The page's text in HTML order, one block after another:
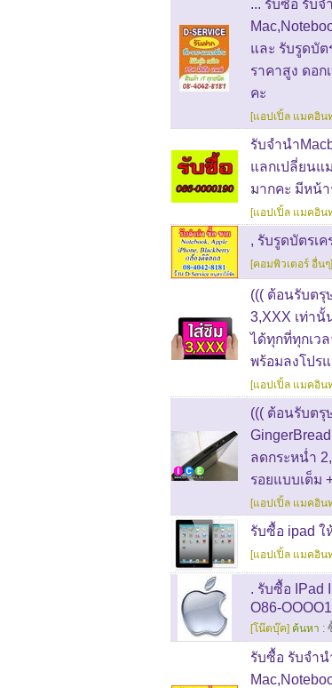
... รับซื้อ รับจ
และ รับรูดบัต
ราคาสูง ดอ
คะ
[แอปเปิ้ล แมคอิน
รับจำนำ
แลกเปลี่ยนแ
มากคะ มีหน้
[แอปเปิ้ล แมคอิน
, รับรูดบัตรเ
[คอมพิวเตอร์ อื่นๆ]
((( ต้อนรับตรุ
3,XXX เท่านั้
ได้ทุกที่ทุกเว
พร้อมลงโปร
[แอปเปิ้ล แมคอิน
((( ต้อนรับตรุ
ลดกระหน่ำ
รอยแบบเต็ม
[แอปเปิ้ล แมคอิน
รับซื้อ ipad ใ
[แอปเปิ้ล แมคอิน
. รับซื้อ IPad
O86-
[โน๊ตบุ๊ค] ค้นหา :
รับซื้อ รับจำ